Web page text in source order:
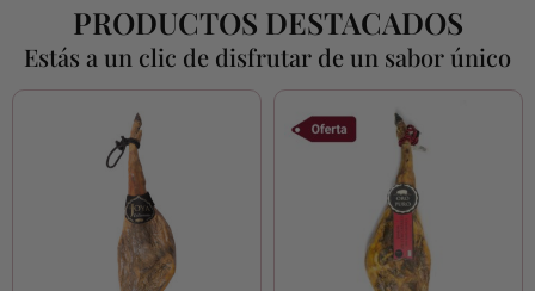
PRODUCTOS DESTACADOS
Estás a un clic de disfrutar de un sabor único
precio
original
era:
209,95€.